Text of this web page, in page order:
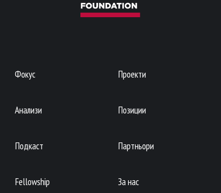
Фокус Проекти
Анализи Позиции
Подкаст Партньори
Fellowship За нас